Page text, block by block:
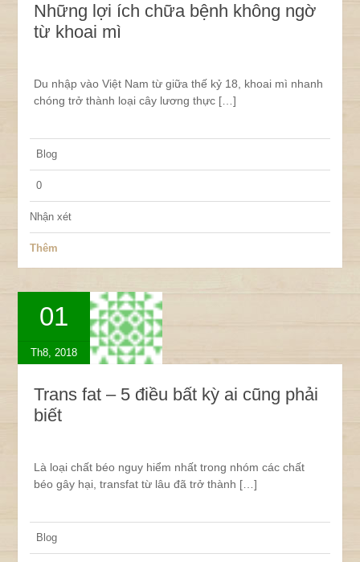
Những lợi ích chữa bệnh không ngờ
từ khoai mì
Du nhập vào Việt Nam từ giữa thế kỷ 18, khoai mì nhanh
chóng trở thành loại cây lương thực […]
Blog
0
Nhận xét
Thêm
01
Th8, 2018
Trans fat – 5 điều bất kỳ ai cũng phải
biết
Là loại chất béo nguy hiểm nhất trong nhóm các chất
béo gây hại, transfat từ lâu đã trở thành […]
Blog